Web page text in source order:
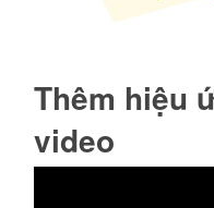
Thêm hiệu
video